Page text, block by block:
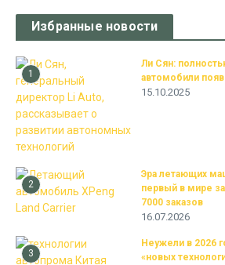
Избранные новости
1
Ли Сян:
автомобили
15.10.2025
2
Эра летающих
первый в мире
7000 заказов
16.07.2026
3
Неужели в 2026
«новых